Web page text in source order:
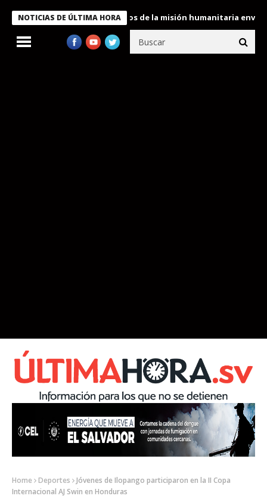
NOTICIAS DE ÚLTIMA HORA
condecora a miembros de la misión humanitaria enviada a
Home Deportes
Jóvenes de Ilopango participaron en la II Copa
Internacional AJ Swin en Honduras